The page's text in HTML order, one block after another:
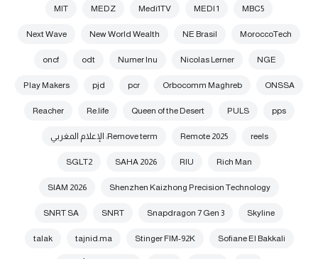
MBC5
MEDI 1
Medi1TV
MEDZ
MIT
MoroccoTech
NE Brasil
New World Wealth
Next Wave
NGE
Nicolas Lerner
Numer Inu
odt
oncf
ONSSA
Orbocomm Maghreb
pcr
pjd
Play Makers
pps
PULS
Queen of the Desert
Re.life
Reacher
reels
Remote 2025 Remove term: الإعلام المغربي
Rich Man
RIU
SAHA 2026
SGLT2
Shenzhen Kaizhong Precision Technology
SIAM 2026
Skyline
Snapdragon 7 Gen 3
SNRT
SNRT SA
Sofiane El Bakkali
Stinger FIM-92K
tajnid.ma
talak